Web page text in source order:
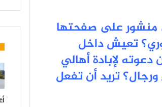
منشور على صفحتها
تعيش داخل
لإبادة أهالي
تريد أن تفعل